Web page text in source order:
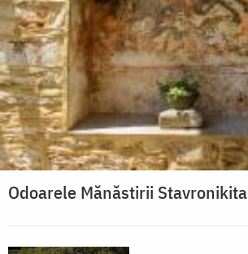
Odoarele Mănăstirii Stavronikita